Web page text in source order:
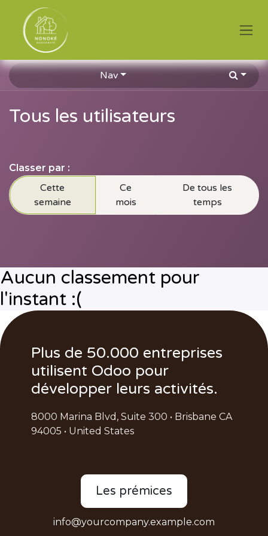
Se rendre au contenu
Nav
Tous les utilisateurs
Classer par :
Cette
semaine
Ce
mois
De tous les
temps
Aucun classement pour
l'instant :(
Plus de 50.000 entreprises
utilisent Odoo pour
développer leurs activités.
Les prémices
8000 Marina Blvd, Suite 300 • Brisbane CA
94005 • United States
info@yourcompany.example.com